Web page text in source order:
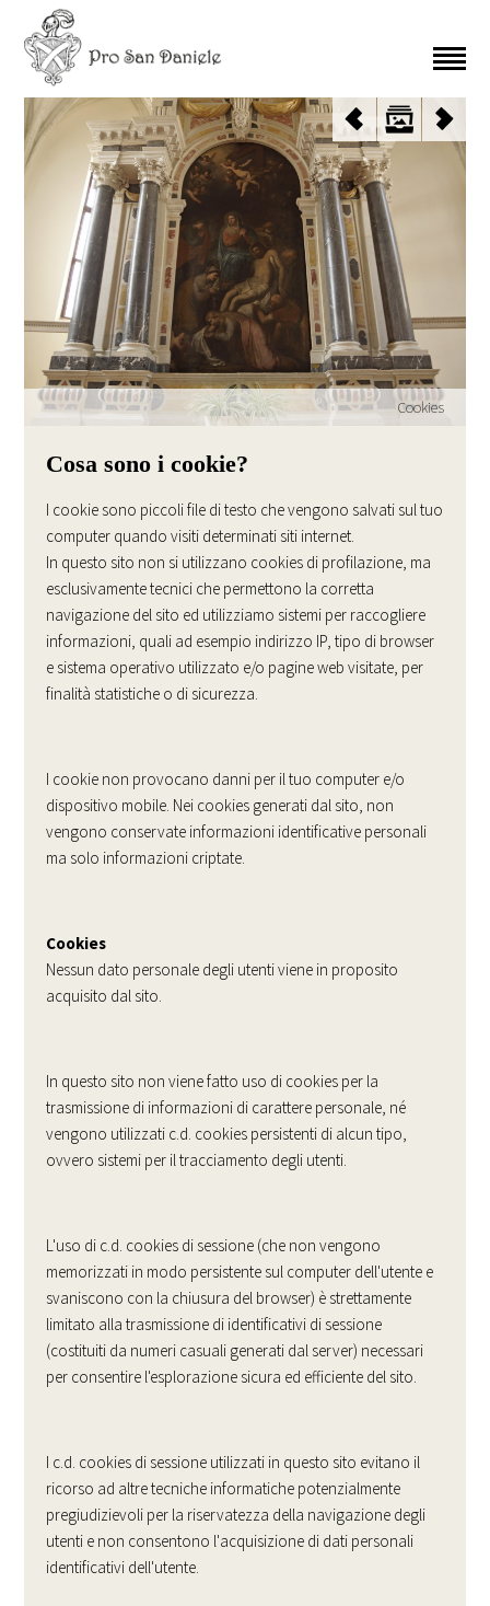
Cookies
Cosa sono i cookie?
I cookie sono piccoli file di testo che vengono salvati sul tuo
computer quando visiti determinati siti internet.
In questo sito non si utilizzano cookies di profilazione, ma
esclusivamente tecnici che permettono la corretta
navigazione del sito ed utilizziamo sistemi per raccogliere
informazioni, quali ad esempio indirizzo IP, tipo di browser
e sistema operativo utilizzato e/o pagine web visitate, per
finalità statistiche o di sicurezza.
I cookie non provocano danni per il tuo computer e/o
dispositivo mobile. Nei cookies generati dal sito, non
vengono conservate informazioni identificative personali
ma solo informazioni criptate.
Cookies
Nessun dato personale degli utenti viene in proposito
acquisito dal sito.
In questo sito non viene fatto uso di cookies per la
trasmissione di informazioni di carattere personale, né
vengono utilizzati c.d. cookies persistenti di alcun tipo,
ovvero sistemi per il tracciamento degli utenti.
L'uso di c.d. cookies di sessione (che non vengono
memorizzati in modo persistente sul computer dell'utente e
svaniscono con la chiusura del browser) è strettamente
limitato alla trasmissione di identificativi di sessione
(costituiti da numeri casuali generati dal server) necessari
per consentire l'esplorazione sicura ed efficiente del sito.
I c.d. cookies di sessione utilizzati in questo sito evitano il
ricorso ad altre tecniche informatiche potenzialmente
pregiudizievoli per la riservatezza della navigazione degli
utenti e non consentono l'acquisizione di dati personali
identificativi dell'utente.